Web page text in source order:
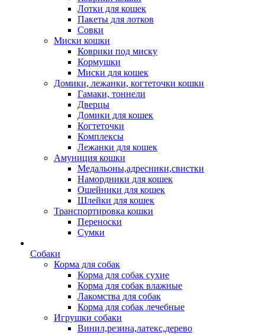
Лотки для кошек
Пакеты для лотков
Совки
Миски кошки
Коврики под миску
Кормушки
Миски для кошек
Домики, лежанки, когтеточки кошки
Гамаки, тоннели
Дверцы
Домики для кошек
Когтеточки
Комплексы
Лежанки для кошек
Амуниция кошки
Медальоны,адресники,свистки
Намордники для кошек
Ошейники для кошек
Шлейки для кошек
Транспортировка кошки
Переноски
Сумки
Собаки
Корма для собак
Корма для собак сухие
Корма для собак влажные
Лакомства для собак
Корма для собак лечебные
Игрушки собаки
Винил,резина,латекс,дерево